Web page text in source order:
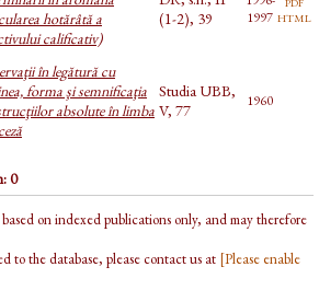
hotărâtă a
calificativ)
(1-2), 39
1997 html
în legătură cu
forma şi semnificaţia
absolute în limba
Studia UBB,
V, 77
1960
0
on indexed publications only, and may therefore
to the database, please contact us at [Please enable